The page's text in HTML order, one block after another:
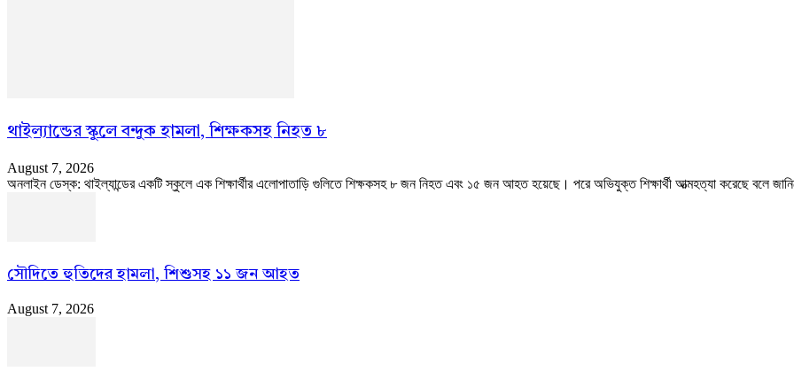
থাইল্যান্ডের স্কুলে বন্দুক হামলা, শিক্ষকসহ নিহত ৮
August 7, 2026
অনলাইন ডেস্ক: থাইল্যান্ডের একটি স্কুলে এক শিক্ষার্থীর এলোপাতাড়ি গুলিতে শিক্ষকসহ ৮ জন নিহত এবং ১৫ জন আহত হয়েছে। পরে অভিযুক্ত শিক্ষার্থী আত্মহত্যা করেছে বলে
সৌদিতে হুতিদের হামলা, শিশুসহ ১১ জন আহত
August 7, 2026